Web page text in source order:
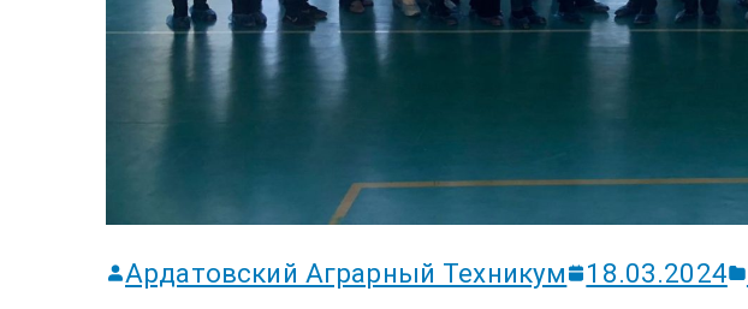
Ардатовский Аграрный Техникум 18.03.2024